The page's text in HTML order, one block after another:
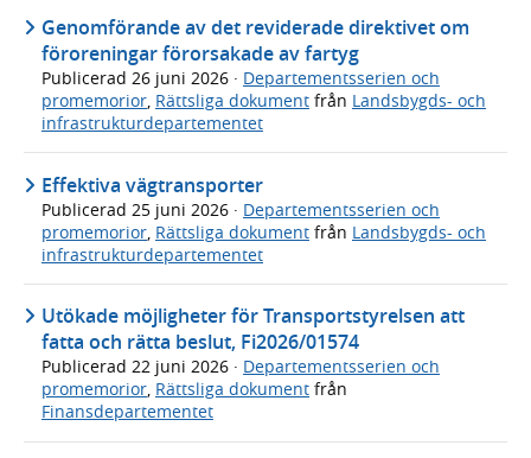
Genomförande av det reviderade direktivet om
föroreningar förorsakade av fartyg
Publicerad 26 juni 2026 · Departementsserien och
promemorior, Rättsliga dokument från Landsbygds- och
infrastrukturdepartementet
Effektiva vägtransporter
Publicerad 25 juni 2026 · Departementsserien och
promemorior Rättsliga dokument från Landsbygds- och
infrastrukturdepartementet
Utökade möjligheter för Transportstyrelsen att
fatta och rätta beslut, Fi2026/01574
Publicerad 22 juni 2026 · Departementsserien och
promemorior, Rättsliga dokument från
Finansdepartementet